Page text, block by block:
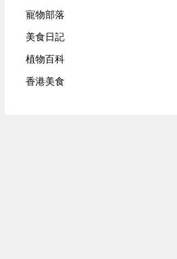
寵物部落
美食日記
植物百科
香港美食